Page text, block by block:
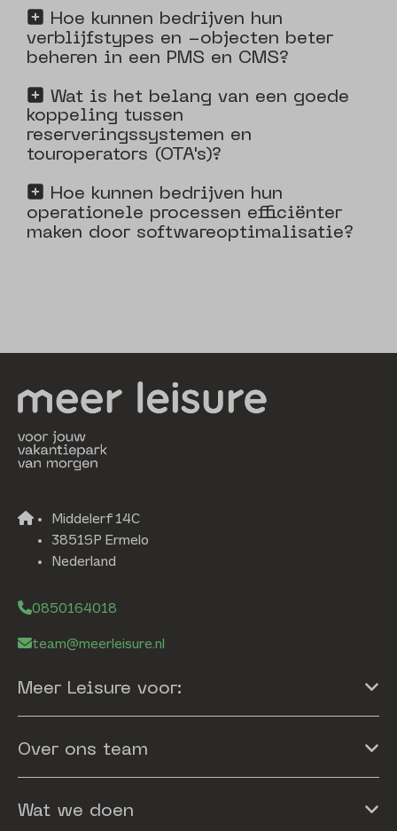
Hoe kunnen bedrijven hun
verblijfstypes en -objecten beter
beheren in een PMS en CMS?
Wat is het belang van een goede
koppeling tussen
reserveringssystemen en
touroperators (OTA's)?
Hoe kunnen bedrijven hun
operationele processen efficiënter
maken door softwareoptimalisatie?
Middelerf 14C
3851SP Ermelo
Nederland
0850164018
team@meerleisure.nl
Meer Leisure voor:
Over ons team
Wat we doen